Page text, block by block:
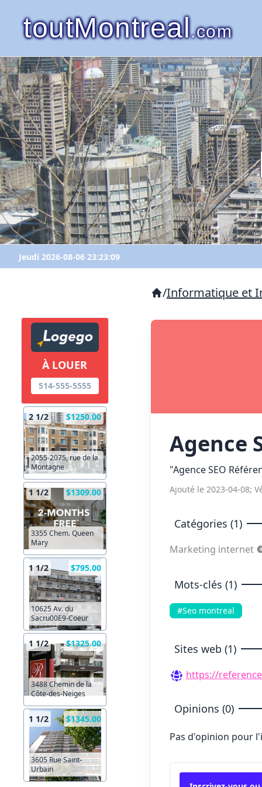
toutMontreal.com
Jeudi 2026-08-06 23:23:09
À LOUER
514-555-5555
2 1/2 $1250.00
2055-2075, rue de la
Montagne
1 1/2 $1309.00
3355 Chem. Queen
Mary
1 1/2 $795.00
10625 Av. du
Sacru00E9-Coeur
1 1/2 $1325.00
3488 Chemin de la
Côte-des-Neiges
1 1/2 $1345.00
3605 Rue Saint-
Urbain
/Informatique et
Agence
"Agence SEO
Ajouté le 2023-04-08;
Catégories (1)
Marketing internet
Mots-clés (1)
#Seo montreal
Sites web (1)
https://
Opinions (0)
Pas d'opinion pour